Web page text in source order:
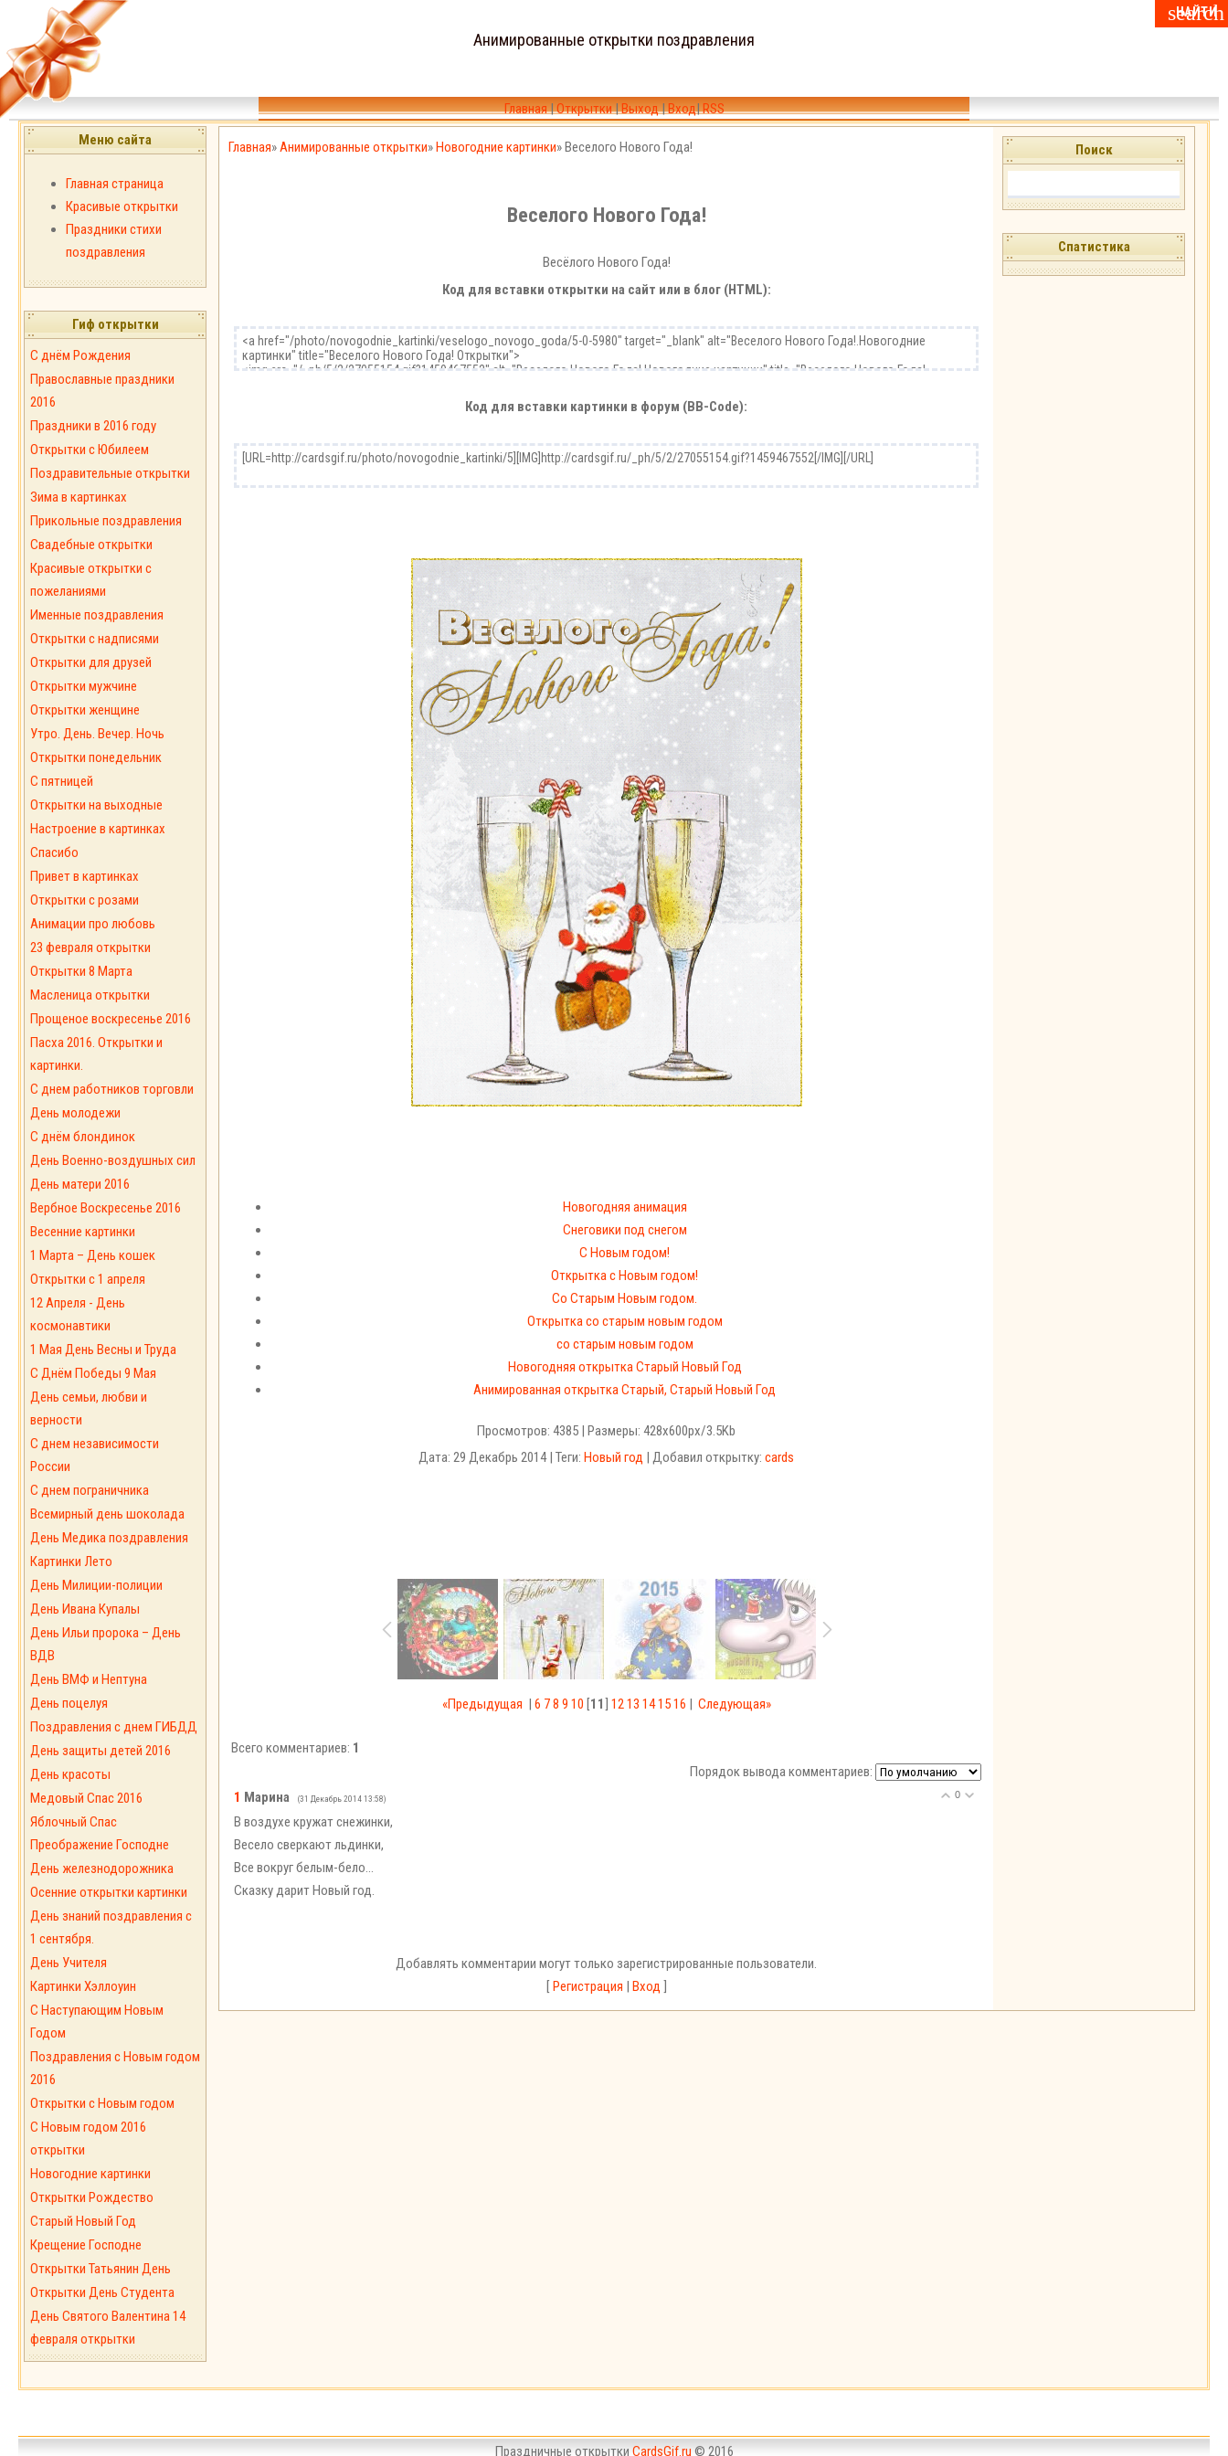
Анимированные открытки поздравления
Главная|Открытки|Выход|Вход|RSS
Меню сайта
Главная страница
Красивые открытки
Праздники стихи
поздравления
Гиф открытки
С днём Рождения
Православные праздники
2016
Праздники в 2016 году
Открытки с Юбилеем
Поздравительные открытки
Зима в картинках
Прикольные поздравления
Свадебные открытки
Красивые открытки с
пожеланиями
Именные поздравления
Открытки с надписями
Открытки для друзей
Открытки мужчине
Открытки женщине
Утро. День. Вечер. Ночь
Открытки понедельник
С пятницей
Открытки на выходные
Настроение в картинках
Спасибо
Привет в картинках
Открытки с розами
Анимации про любовь
23 февраля открытки
Открытки 8 Марта
Масленица открытки
Прощеное воскресенье 2016
Пасха 2016. Открытки и
картинки.
С днем работников торговли
День молодежи
С днём блондинок
День Военно-воздушных сил
День матери 2016
Вербное Воскресенье 2016
Весенние картинки
1 Марта – День кошек
Открытки с 1 апреля
12 Апреля - День
космонавтики
1 Мая День Весны и Труда
С Днём Победы 9 Мая
День семьи, любви и
верности
С днем независимости
России
С днем пограничника
Всемирный день шоколада
День Медика поздравления
Картинки Лето
День Милиции-полиции
День Ивана Купалы
День Ильи пророка – День
ВДВ
День ВМФ и Нептуна
День поцелуя
Поздравления с днем ГИБДД
День защиты детей 2016
День красоты
Медовый Спас 2016
Яблочный Спас
Преображение Господне
День железнодорожника
Осенние открытки картинки
День знаний поздравления с
1 сентября.
День Учителя
Картинки Хэллоуин
С Наступающим Новым
Годом
Поздравления с Новым годом
2016
Открытки с Новым годом
C Новым годом 2016
открытки
Новогодние картинки
Открытки Рождество
Старый Новый Год
Крещение Господне
Открытки Татьянин День
Открытки День Студента
День Святого Валентина 14
февраля открытки
Главная»Анимированные открытки»Новогодние картинки» Веселого Нового Года!
Веселого Нового Года!
Весёлого Нового Года!
Код для вставки открытки на сайт или в блог (HTML):
Код для вставки картинки в форум (BB-Code):
Новогодняя анимация
Снеговики под снегом
С Новым годом!
Открытка с Новым годом!
Со Старым Новым годом.
Открытка со старым новым годом
со старым новым годом
Новогодняя открытка Старый Новый Год
Анимированная открытка Старый, Старый Новый Год
Просмотров: 4385 | Размеры: 428x600px/3.5Kb
Дата: 29 Декабрь 2014 | Теги: Новый год | Добавил открытку: cards
«Предыдущая 6 78 9 10 11 1213 141516 Следующая»
Всего комментариев: 1
Порядок вывода комментариев:
0
1 Марина (31 Декабрь 2014 13:58)
В воздухе кружат снежинки,
Весело сверкают льдинки,
Все вокруг белым-бело…
Сказку дарит Новый год.
Добавлять комментарии могут только зарегистрированные пользователи.
Регистрация Вход
Поиск
Спатистика
Праздничные открытки CardsGif.ru © 2016